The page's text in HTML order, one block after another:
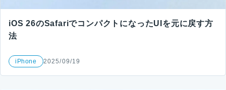
iOS 26のSafariでコンパクトになったUIを元に戻す方
法
iPhone 2025/09/19